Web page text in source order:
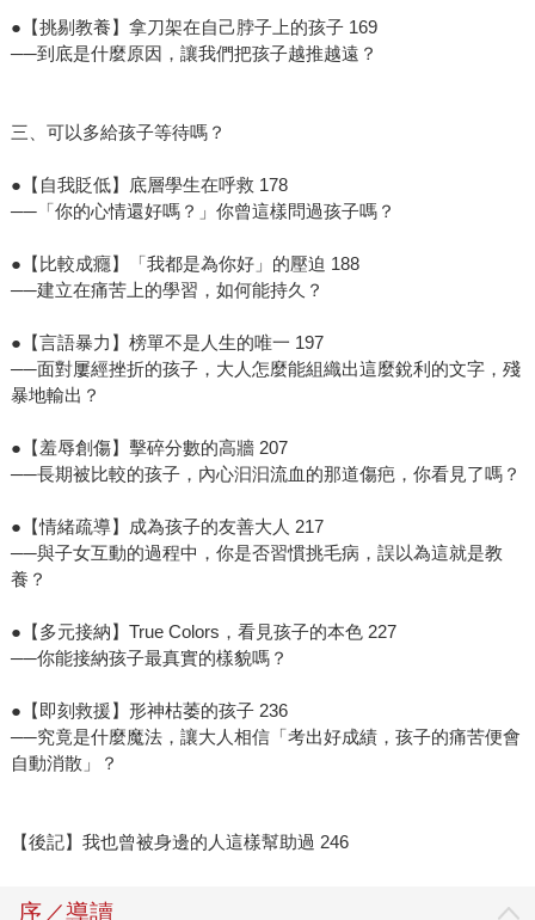
●【挑剔教養】拿刀架在自己脖子上的孩子 169
──到底是什麼原因，讓我們把孩子越推越遠？
三、可以多給孩子等待嗎？
●【自我貶低】底層學生在呼救 178
──「你的心情還好嗎？」你曾這樣問過孩子嗎？
●【比較成癮】「我都是為你好」的壓迫 188
──建立在痛苦上的學習，如何能持久？
●【言語暴力】榜單不是人生的唯一 197
──面對屢經挫折的孩子，大人怎麼能組織出這麼銳利的文字，殘
暴地輸出？
●【羞辱創傷】擊碎分數的高牆 207
──長期被比較的孩子，內心汩汩流血的那道傷疤，你看見了嗎？
●【情緒疏導】成為孩子的友善大人 217
──與子女互動的過程中，你是否習慣挑毛病，誤以為這就是教
養？
●【多元接納】True Colors，看見孩子的本色 227
──你能接納孩子最真實的樣貌嗎？
●【即刻救援】形神枯萎的孩子 236
──究竟是什麼魔法，讓大人相信「考出好成績，孩子的痛苦便會
自動消散」？
【後記】我也曾被身邊的人這樣幫助過 246
序／導讀